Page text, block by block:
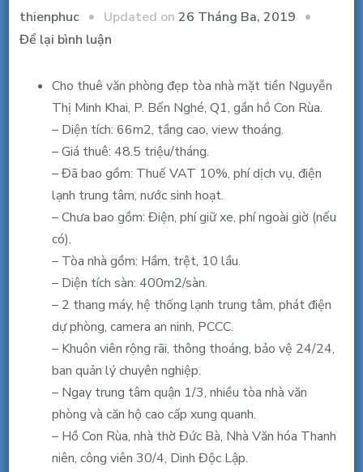
thienphuc Updated on 26 Tháng Ba, 2019
Để lại bình luậntại
thuê
văn
phòng
đẹp
MT
Nguyễn
Thị
Khai,
Q.
1,
gần
hồ
Con
Rùa,
66m2,
48.5
triệu/th
Cho thuê văn phòng đẹp tòa nhà mặt tiền Nguyễn
Thị Minh Khai, P. Bến Nghé, Q1, gần hồ Con Rùa.
– Diện tích: 66m2, tầng cao, view thoáng.
– Giá thuê: 48.5 triệu/tháng.
– Đã bao gồm: Thuế VAT 10%, phí dịch vụ, điện
lạnh trung tâm, nước sinh hoạt.
– Chưa bao gồm: Điện, phí giữ xe, phí ngoài giờ (nếu
có).
– Tòa nhà gồm: Hầm, trệt, 10 lầu.
– Diện tích sàn: 400m2/sàn.
– 2 thang máy, hệ thống lạnh trung tâm, phát điện
dự phòng, camera an ninh, PCCC.
– Khuôn viên rộng rãi, thông thoáng, bảo vệ 24/24,
ban quản lý chuyên nghiệp.
– Ngay trung tâm quận 1/3, nhiều tòa nhà văn
phòng và căn hộ cao cấp xung quanh.
– Hồ Con Rùa, nhà thờ Đức Bà, Nhà Văn hóa Thanh
niên, công viên 30/4, Dinh Độc Lập.